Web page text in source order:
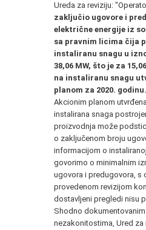
Ureda za reviziju:
zaključio ugovore i
električne energije iz
sa pravnim licima čija
instaliranu snagu u
38,06 MW, što je za
na instaliranu snagu
planom za 2020. godinu.
Akcionim planom
instalirana snaga
proizvodnja može
o zaključenom broju
informacijom o
govorimo o minimalnim
ugovora i predugovora, s
provedenom revizijom
dostavljeni pregledi nisu
Shodno
nezakonitostima, Ured za